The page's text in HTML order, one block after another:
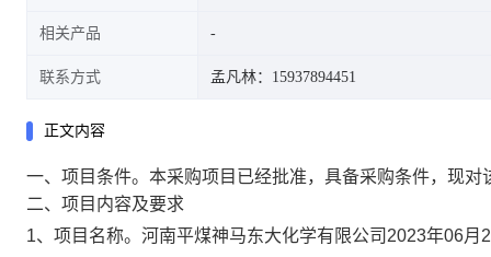
相关产品
联系方式 孟凡林：15937894451
正文内容
一、项目条件。 本采购项目已经批准，具备采购条件，现对
二、项目内容及要求
1、项目名称。 河南平煤神马东大化学有限公司2023年06